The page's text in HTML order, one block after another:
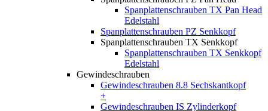
Spanplattenschrauben TX Pan Head
Edelstahl
Spanplattenschrauben PZ Senkkopf
Spanplattenschrauben TX Senkkopf
Spanplattenschrauben TX Senkkopf
Edelstahl
Gewindeschrauben
Gewindeschrauben 8.8 Sechskantkopf
+
Gewindeschrauben IS Zylinderkopf